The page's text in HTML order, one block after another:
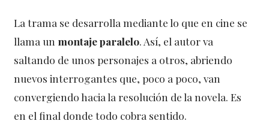
La trama se desarrolla mediante lo que en cine se
llama un montaje paralelo. Así, el autor va
saltando de unos personajes a otros, abriendo
nuevos interrogantes que, poco a poco, van
convergiendo hacia la resolución de la novela. Es
en el final donde todo cobra sentido.